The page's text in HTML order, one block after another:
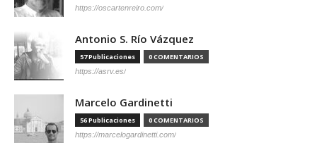
https://oscartenreiro.com/
Antonio S. Río Vázquez
57 Publicaciones 0 COMENTARIOS
https://asrv.es/
Marcelo Gardinetti
56 Publicaciones 0 COMENTARIOS
https://marcelogardinetti.com/